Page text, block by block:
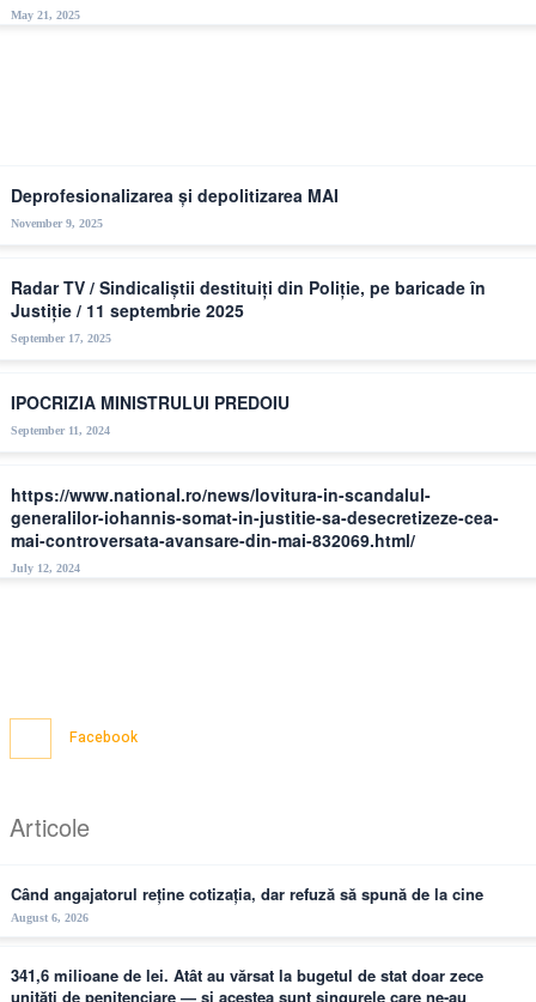
May 21, 2025
Deprofesionalizarea și depolitizarea MAI
November 9, 2025
Radar TV / Sindicaliștii destituiți din Poliție, pe baricade în
Justiție / 11 septembrie 2025
September 17, 2025
IPOCRIZIA MINISTRULUI PREDOIU
September 11, 2024
https://www.national.ro/news/lovitura-in-scandalul-
generalilor-iohannis-somat-in-justitie-sa-desecretizeze-cea-
mai-controversata-avansare-din-mai-832069.html/
July 12, 2024
Facebook
Articole
Când angajatorul reține cotizația, dar refuză să spună de la cine
August 6, 2026
341,6 milioane de lei. Atât au vărsat la bugetul de stat doar zece
unități de penitenciare — și acestea sunt singurele care ne-au